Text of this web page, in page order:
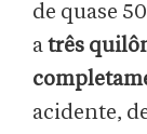
de quase
atrês
acidente,